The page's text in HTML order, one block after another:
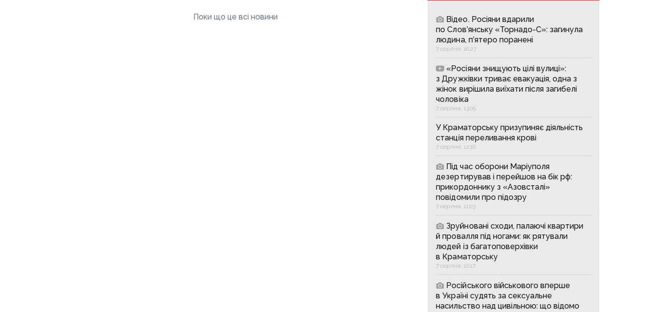
Поки що це всі новини
Відео. Росіяни вдарили
по Слов’янську «Торнадо-С»: загинула
людина, п’ятеро поранені
7 серпня, 16:27
«Росіяни знищують цілі вулиці»:
з Дружківки триває евакуація, одна з
жінок вирішила виїхати після загибелі
чоловіка
7 серпня, 13:05
У Краматорську призупиняє діяльність
станція переливання крові
7 серпня, 12:16
Під час оборони Маріуполя
дезертирував і перейшов на бік рф:
прикордоннику з «Азовсталі»
повідомили про підозру
7 серпня, 11:03
Зруйновані сходи, палаючі квартири
й провалля під ногами: як рятували
людей із багатоповерхівки
в Краматорську
7 серпня, 10:17
Російського військового вперше
в Україні судять за сексуальне
насильство над цивільною: що відомо